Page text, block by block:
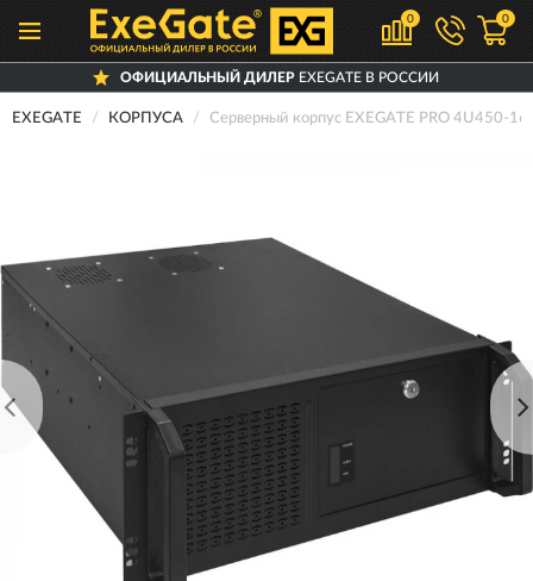
0 0
ОФИЦИАЛЬНЫЙ ДИЛЕРEXEGATE В РОССИИ
EXEGATE КОРПУСА Серверный корпус EXEGATE PRO 4U450-